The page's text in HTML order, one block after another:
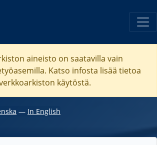
aineisto on saatavilla vain
Katso infosta lisää tietoa
käytöstä.
― In English